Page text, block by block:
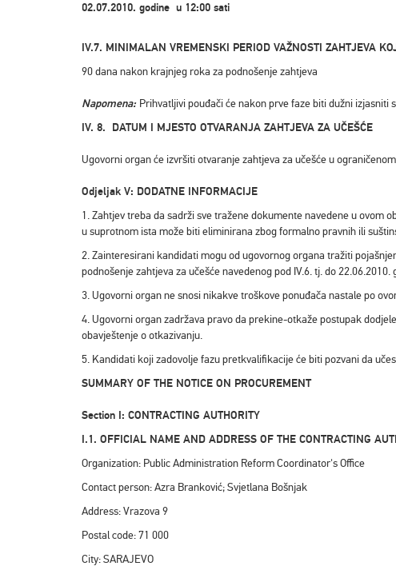
02.07.2010. godine u 12:00 sati
IV.7. MINIMALAN VREMENSKI PERIOD VAŽNOSTI ZAHTJEVA
90 dana nakon krajnjeg roka za podnošenje zahtjeva
Napomena: Prihvatljivi pouđači će nakon prve faze biti dužni
IV. 8. DATUM I MJESTO OTVARANJA ZAHTJEVA ZA UČEŠĆE
Ugovorni organ će izvršiti otvaranje zahtjeva za učešće u
Odjeljak V: DODATNE INFORMACIJE
1. Zahtjev treba da sadrži sve tražene dokumente navedene u
u suprotnom ista može biti eliminirana zbog formalno pravnih ili
2. Zainteresirani kandidati mogu od ugovornog organa tražiti
podnošenje zahtjeva za učešće navedenog pod IV.6. tj. do
3. Ugovorni organ ne snosi nikakve troškove ponuđača nastale po
4. Ugovorni organ zadržava pravo da prekine-otkaže postupak
obavještenje o otkazivanju.
5. Kandidati koji zadovolje fazu pretkvalifikacije će biti pozvani da
SUMMARY OF THE NOTICE ON PROCUREMENT
Section I: CONTRACTING AUTHORITY
I.1. OFFICIAL NAME AND ADDRESS OF THE CONTRACTING
Organization: Public Administration Reform Coordinator's Office
Contact person: Azra Branković; Svjetlana Bošnjak
Address: Vrazova 9
Postal code: 71 000
City: SARAJEVO